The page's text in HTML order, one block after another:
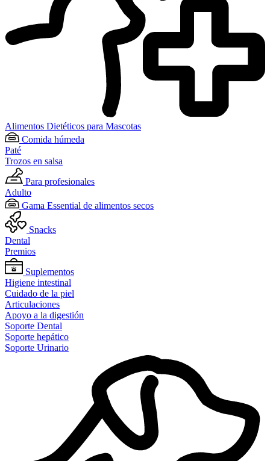
Alimentos Dietéticos para Mascotas
Comida húmeda
Paté
Trozos en salsa
Para profesionales
Adulto
Gama Essential de alimentos secos
Snacks
Dental
Premios
Suplementos
Higiene intestinal
Cuidado de la piel
Articulaciones
Apoyo a la digestión
Soporte Dental
Soporte hepático
Soporte Urinario